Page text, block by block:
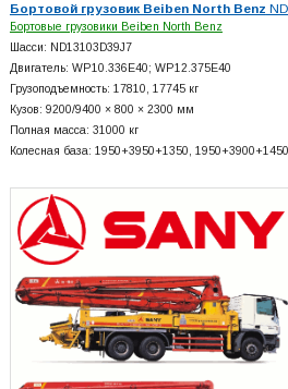
Бортовой грузовик Beiben North Benz
Бортовые грузовики Beiben North Benz
Шасси: ND13103D39J7
Двигатель: WP10.336E40; WP12.375E40
Грузоподъемность: 17810, 17745 кг
Кузов: 9200/9400 × 800 × 2300 мм
Полная масса: 31000 кг
Колесная база: 1950+3950+1350, 1950+3900+